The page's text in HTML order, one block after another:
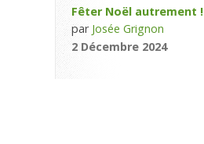
Fêter Noël autrement !
par Josée Grignon
2 Décembre 2024